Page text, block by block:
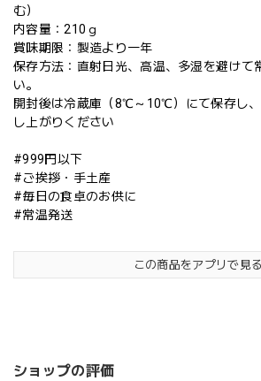
む）
内容量：210ｇ
賞味期限：製造より一年
保存方法：直射日光、高温、多湿を避けて
い。
開封後は冷蔵庫（8℃～10℃）にて保存し
し上がりください
#999円以下
#ご挨拶・手土産
#毎日の食卓のお供に
#常温発送
この商品をアプリで見る
ショップの評価